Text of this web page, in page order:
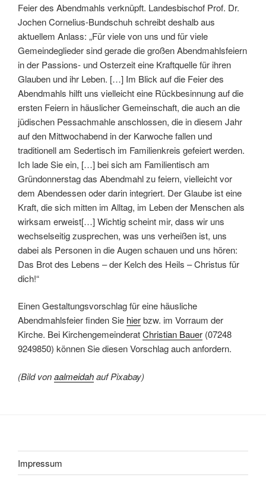
Feier des Abendmahls verknüpft. Landesbischof Prof. Dr.
Jochen Cornelius-Bundschuh schreibt deshalb aus
aktuellem Anlass: „Für viele von uns und für viele
Gemeindeglieder sind gerade die großen Abendmahlsfeiern
in der Passions- und Osterzeit eine Kraftquelle für ihren
Glauben und ihr Leben. […] Im Blick auf die Feier des
Abendmahls hilft uns vielleicht eine Rückbesinnung auf die
ersten Feiern in häuslicher Gemeinschaft, die auch an die
jüdischen Pessachmahle anschlossen, die in diesem Jahr
auf den Mittwochabend in der Karwoche fallen und
traditionell am Sedertisch im Familienkreis gefeiert werden.
Ich lade Sie ein, […] bei sich am Familientisch am
Gründonnerstag das Abendmahl zu feiern, vielleicht vor
dem Abendessen oder darin integriert. Der Glaube ist eine
Kraft, die sich mitten im Alltag, im Leben der Menschen als
wirksam erweist[…] Wichtig scheint mir, dass wir uns
wechselseitig zusprechen, was uns verheißen ist, uns
dabei als Personen in die Augen schauen und uns hören:
Das Brot des Lebens – der Kelch des Heils – Christus für
dich!“
Einen Gestaltungsvorschlag für eine häusliche
Abendmahlsfeier finden Sie hierbzw. im Vorraum der
Kirche. Bei KirchengemeinderatChristian Bauer (07248
9249850) können Sie diesen Vorschlag auch anfordern.
(Bild vonaalmeidahauf Pixabay)
Impressum